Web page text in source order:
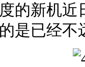
的新机
是已经不